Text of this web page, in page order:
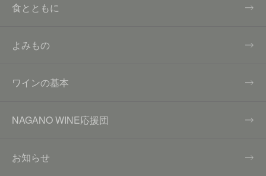
食とともに
よみもの
ワインの基本
NAGANO WINE応援団
お知らせ